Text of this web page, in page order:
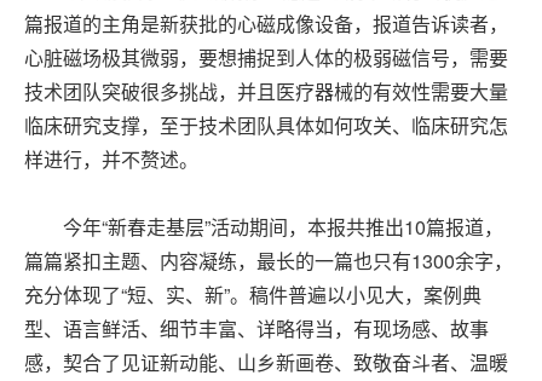
篇报道的主角是新获批的心磁成像设备，报道告诉读者，
心脏磁场极其微弱，要想捕捉到人体的极弱磁信号，需要
技术团队突破很多挑战，并且医疗器械的有效性需要大量
临床研究支撑，至于技术团队具体如何攻关、临床研究怎
样进行，并不赘述。
今年“新春走基层”活动期间，本报共推出10篇报道，
篇篇紧扣主题、内容凝练，最长的一篇也只有1300余字，
充分体现了“短、实、新”。稿件普遍以小见大，案例典
型、语言鲜活、细节丰富、详略得当，有现场感、故事
感，契合了见证新动能、山乡新画卷、致敬奋斗者、温暖